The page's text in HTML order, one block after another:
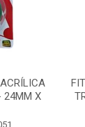
24MM X